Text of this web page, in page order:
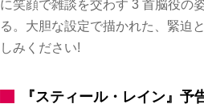
に笑顔で雑談を交わす 3 首脳役の
る。大胆な設定で描かれた、緊迫
しみください!
『スティール・レイン』予